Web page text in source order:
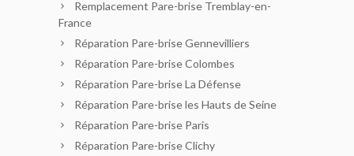
Remplacement Pare-brise Tremblay-en-
France
Réparation Pare-brise Gennevilliers
Réparation Pare-brise Colombes
Réparation Pare-brise La Défense
Réparation Pare-brise les Hauts de Seine
Réparation Pare-brise Paris
Réparation Pare-brise Clichy